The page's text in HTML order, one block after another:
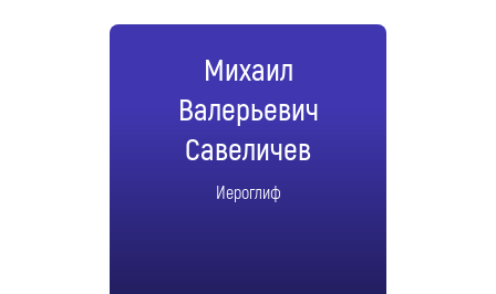
Михаил
Валерьевич
Савеличев
Иероглиф